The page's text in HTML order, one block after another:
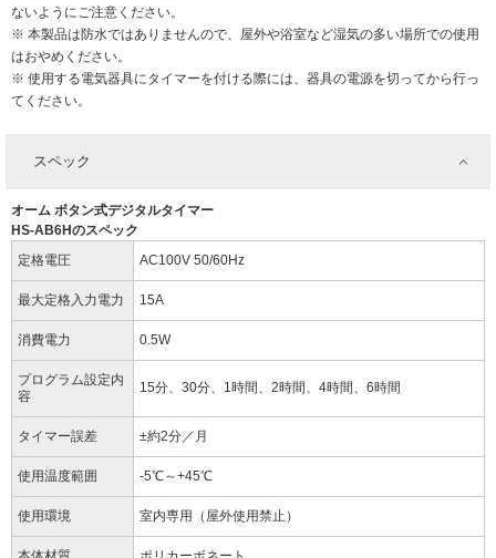
ないようにご注意ください。
※ 本製品は防水ではありませんので、屋外や浴室など湿気の多い場所での使用
はおやめください。
※ 使用する電気器具にタイマーを付ける際には、器具の電源を切ってから行っ
てください。
スペック
オーム ボタン式デジタルタイマー
HS-AB6Hのスペック
定格電圧
AC100V 50/60Hz
最大定格入力電力 15A
消費電力 0.5W
プログラム設定内
容
15分、30分、1時間、2時間、4時間、6時間
タイマー誤差 ±約2分／月
使用温度範囲 -5℃～+45℃
使用環境 室内専用（屋外使用禁止）